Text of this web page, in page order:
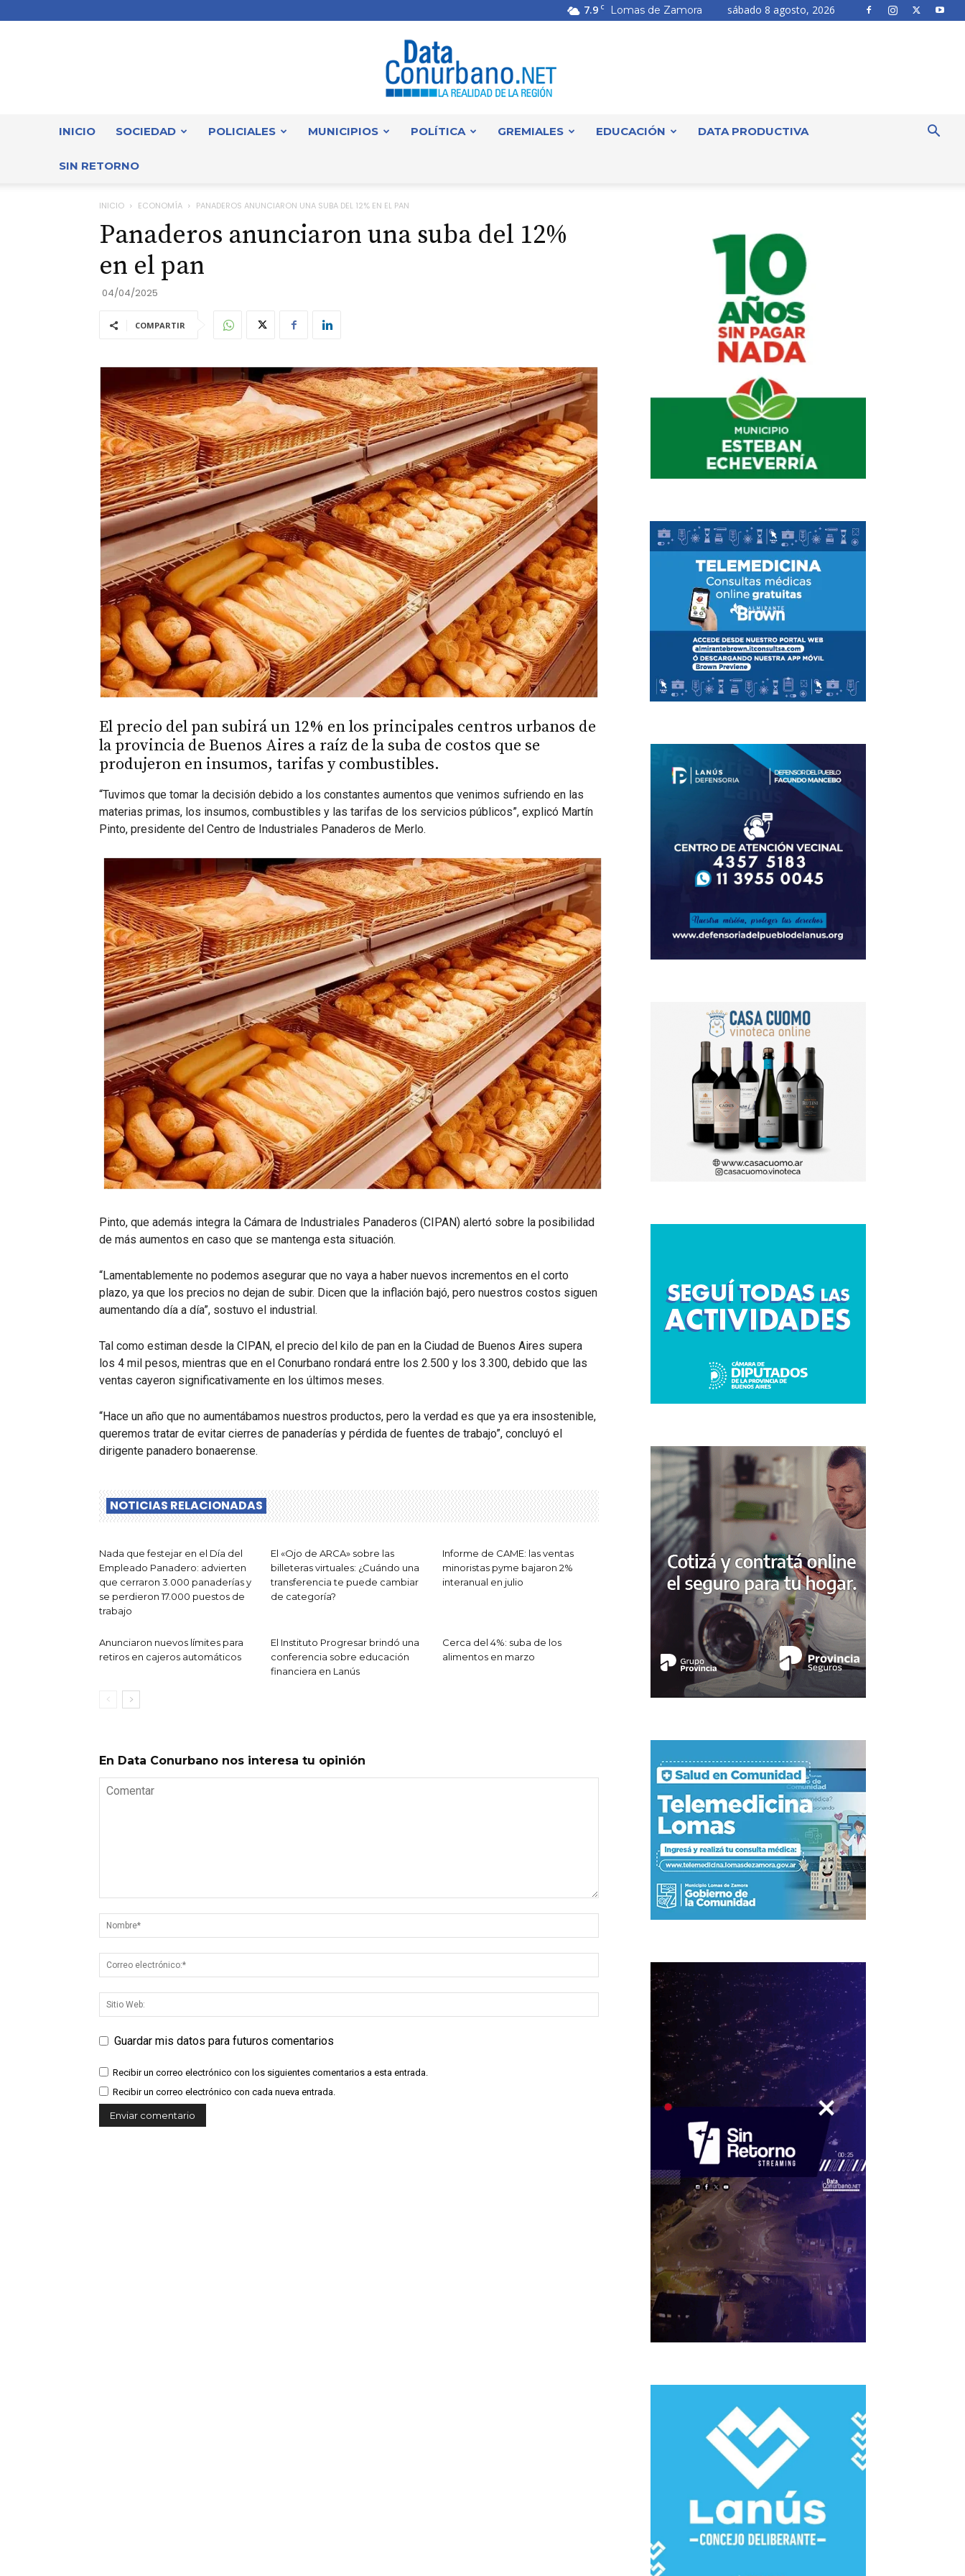
7.9 C Lomas de Zamora sábado 8 agosto, 2026
INICIO SOCIEDAD POLICIALES MUNICIPIOS POLÍTICA GREMIALES EDUCACIÓN DATA PRODUCTIVA
SIN RETORNO
INICIO ECONOMÍA PANADEROS ANUNCIARON UNA SUBA DEL 12% EN EL PAN
Panaderos anunciaron una suba del 12%
en el pan
04/04/2025
COMPARTIR
El precio del pan subirá un 12% en los principales centros urbanos de
la provincia de Buenos Aires a raíz de la suba de costos que se
produjeron en insumos, tarifas y combustibles.
“Tuvimos que tomar la decisión debido a los constantes aumentos que venimos sufriendo en las
materias primas, los insumos, combustibles y las tarifas de los servicios públicos”, explicó Martín
Pinto, presidente del Centro de Industriales Panaderos de Merlo.
Pinto, que además integra la Cámara de Industriales Panaderos (CIPAN) alertó sobre la posibilidad
de más aumentos en caso que se mantenga esta situación.
“Lamentablemente no podemos asegurar que no vaya a haber nuevos incrementos en el corto
plazo, ya que los precios no dejan de subir. Dicen que la inflación bajó, pero nuestros costos siguen
aumentando día a día”, sostuvo el industrial.
Tal como estiman desde la CIPAN, el precio del kilo de pan en la Ciudad de Buenos Aires supera
los 4 mil pesos, mientras que en el Conurbano rondará entre los 2.500 y los 3.300, debido que las
ventas cayeron significativamente en los últimos meses.
“Hace un año que no aumentábamos nuestros productos, pero la verdad es que ya era insostenible,
queremos tratar de evitar cierres de panaderías y pérdida de fuentes de trabajo”, concluyó el
dirigente panadero bonaerense.
NOTICIAS RELACIONADAS
Nada que festejar en el Día del
Empleado Panadero: advierten
que cerraron 3.000 panaderías y
se perdieron 17.000 puestos de
trabajo
El «Ojo de ARCA» sobre las
billeteras virtuales: ¿Cuándo una
transferencia te puede cambiar
de categoría?
Informe de CAME: las ventas
minoristas pyme bajaron 2%
interanual en julio
Anunciaron nuevos límites para
retiros en cajeros automáticos
El Instituto Progresar brindó una
conferencia sobre educación
financiera en Lanús
Cerca del 4%: suba de los
alimentos en marzo
En Data Conurbano nos interesa tu opinión
Guardar mis datos para futuros comentarios
Recibir un correo electrónico con los siguientes comentarios a esta entrada.
Recibir un correo electrónico con cada nueva entrada.